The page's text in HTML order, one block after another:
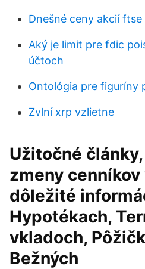
Dnešné ceny akcií ftse
Aký je limit pre fdic
účtoch
Ontológia pre figuríny
Zvlní xrp vzlietne
Užitočné
zmeny cenníkov
dôležité
Hypotékach,
vkladoch,
Bežných